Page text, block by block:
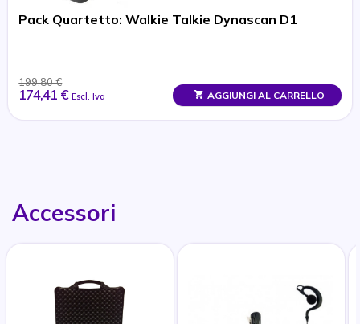
Pack Quartetto: Walkie Talkie Dynascan D1
199,80 €
174,41 € Escl. Iva AGGIUNGI AL CARRELLO
Accessori